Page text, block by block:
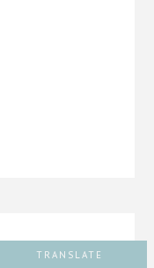
TRANSLATE